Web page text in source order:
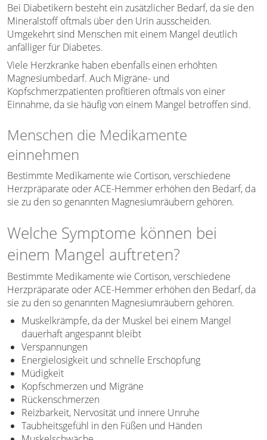
Bei Diabetikern besteht ein zusätzlicher Bedarf, da sie den
Mineralstoff oftmals über den Urin ausscheiden.
Umgekehrt sind Menschen mit einem Mangel deutlich
anfälliger für Diabetes.
Viele Herzkranke haben ebenfalls einen erhöhten
Magnesiumbedarf. Auch Migräne- und
Kopfschmerzpatienten profitieren oftmals von einer
Einnahme, da sie häufig von einem Mangel betroffen sind.
Menschen die Medikamente
einnehmen
Bestimmte Medikamente wie Cortison, verschiedene
Herzpräparate oder ACE-Hemmer erhöhen den Bedarf, da
sie zu den so genannten Magnesiumräubern gehören.
Welche Symptome können bei
einem Mangel auftreten?
Bestimmte Medikamente wie Cortison, verschiedene
Herzpräparate oder ACE-Hemmer erhöhen den Bedarf, da
sie zu den so genannten Magnesiumräubern gehören.
Muskelkrämpfe, da der Muskel bei einem Mangel
dauerhaft angespannt bleibt
Verspannungen
Energielosigkeit und schnelle Erschöpfung
Müdigkeit
Kopfschmerzen und Migräne
Rückenschmerzen
Reizbarkeit, Nervosität und innere Unruhe
Taubheitsgefühl in den Füßen und Händen